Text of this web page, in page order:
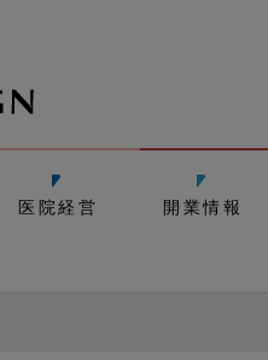
医院経営 開業情報